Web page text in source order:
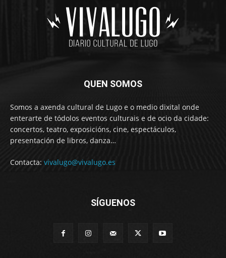
QUEN SOMOS
Somos a axenda cultural de Lugo e o medio dixital onde
enterarte de tódolos eventos culturais e de ocio da cidade:
concertos, teatro, exposicións, cine, espectáculos,
presentación de libros, danza…
Contacta: vivalugo@vivalugo.es
SÍGUENOS